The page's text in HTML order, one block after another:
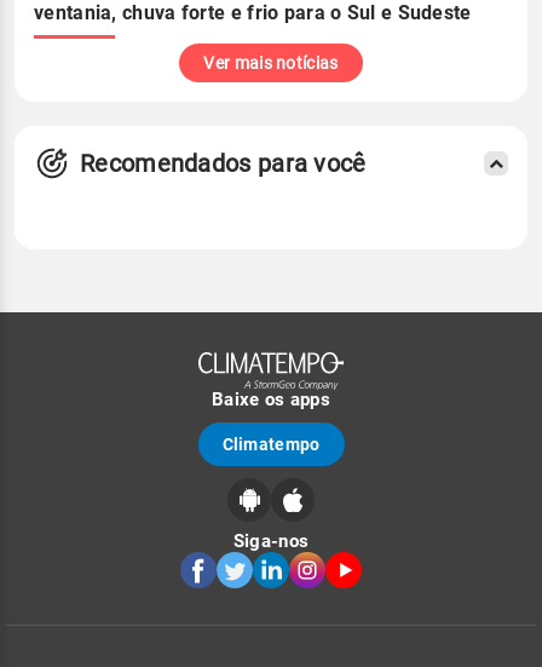
ventania, chuva forte e frio para o Sul e Sudeste
Ver mais notícias
Recomendados para você
Baixe os apps
Climatempo
Siga-nos